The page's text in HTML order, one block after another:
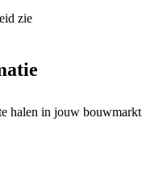
zie
halen in jouw bouwmarkt